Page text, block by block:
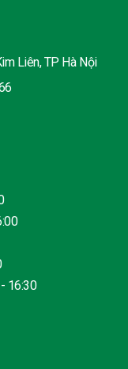
Liên, TP Hà Nội
16:30